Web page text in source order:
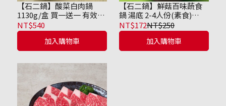
【石二鍋】酸菜白肉鍋
1130g/盒 買一送一 有效期
限到2026/12/01
NT$540
加入購物車
【石二鍋】鮮菇百味蔬食
鍋 湯底 2-4人份(素食)
750g/包【有效期限到
11/27】
NT$172NT$250
加入購物車